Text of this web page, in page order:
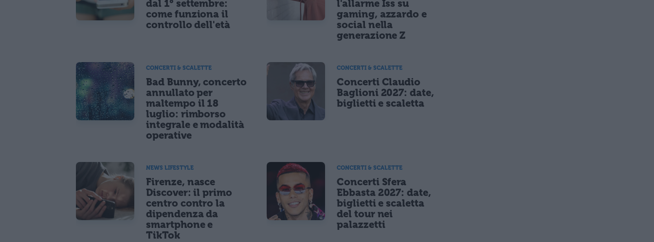
dal 1° settembre:
come funziona il
controllo dell'età
l'allarme Iss su
gaming, azzardo e
social nella
generazione Z
CONCERTI & SCALETTE
Bad Bunny, concerto
annullato per
maltempo il 18
luglio: rimborso
integrale e modalità
operative
CONCERTI & SCALETTE
Concerti Claudio
Baglioni 2027: date,
biglietti e scaletta
NEWS LIFESTYLE
Firenze, nasce
Discover: il primo
centro contro la
dipendenza da
smartphone e
TikTok
CONCERTI & SCALETTE
Concerti Sfera
Ebbasta 2027: date,
biglietti e scaletta
del tour nei
palazzetti